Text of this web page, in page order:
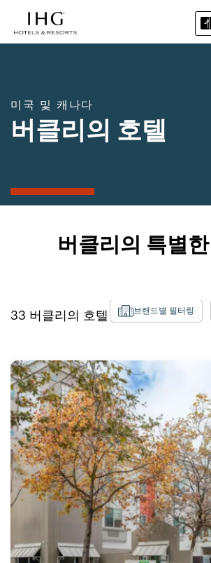
미국 및 캐나다
버클리의 호텔
버클리의 특별
33 버클리 의 호텔 브랜드별 필터링